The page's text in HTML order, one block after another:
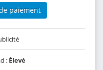
paiement
: Élevé